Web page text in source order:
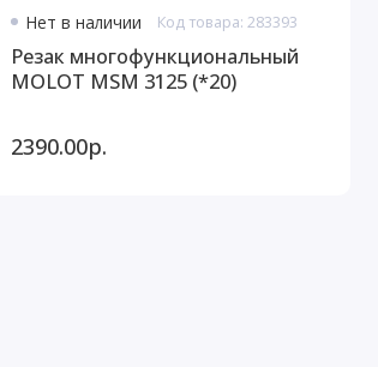
Нет в наличии Код товара: 283393
Резак многофункциональный
MOLOT MSM 3125 (*20)
2390.00р.